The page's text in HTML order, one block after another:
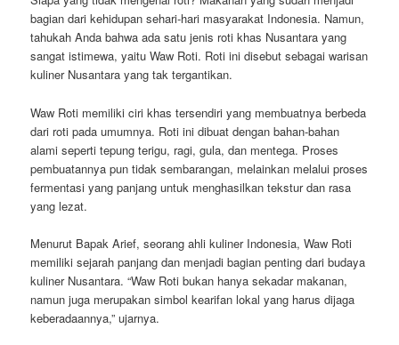
bagian dari kehidupan sehari-hari masyarakat Indonesia. Namun,
tahukah Anda bahwa ada satu jenis roti khas Nusantara yang
sangat istimewa, yaitu Waw Roti. Roti ini disebut sebagai warisan
kuliner Nusantara yang tak tergantikan.
Waw Roti memiliki ciri khas tersendiri yang membuatnya berbeda
dari roti pada umumnya. Roti ini dibuat dengan bahan-bahan
alami seperti tepung terigu, ragi, gula, dan mentega. Proses
pembuatannya pun tidak sembarangan, melainkan melalui proses
fermentasi yang panjang untuk menghasilkan tekstur dan rasa
yang lezat.
Menurut Bapak Arief, seorang ahli kuliner Indonesia, Waw Roti
memiliki sejarah panjang dan menjadi bagian penting dari budaya
kuliner Nusantara. “Waw Roti bukan hanya sekadar makanan,
namun juga merupakan simbol kearifan lokal yang harus dijaga
keberadaannya,” ujarnya.